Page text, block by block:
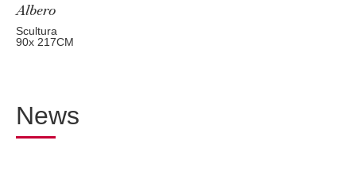
Albero
Scultura
90x 217CM
News